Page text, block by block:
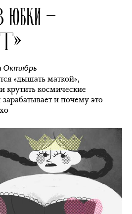
ЮБКИ —
Октябрь
«дышать маткой»,
крутить космические
и почему это